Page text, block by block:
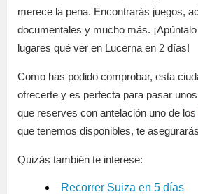
merece la pena. Encontrarás juegos,
documentales y mucho más.
lugares qué ver en Lucerna en 2 días!
Como has podido comprobar, esta
ofrecerte y es perfecta para pasar
que reserves con antelación uno de los
que tenemos disponibles, te
Quizás también te interese:
Recorrer Suiza en 5 días